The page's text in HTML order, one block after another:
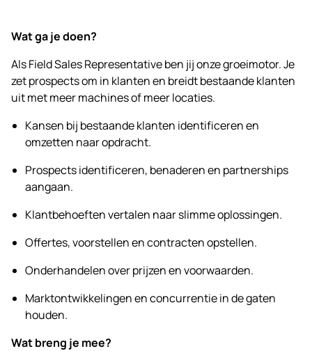
Wat ga je doen?
Als Field Sales Representative ben jij onze groeimotor. Je
zet prospects om in klanten en breidt bestaande klanten
uit met meer machines of meer locaties.
Kansen bij bestaande klanten identificeren en
omzetten naar opdracht.
Prospects identificeren, benaderen en partnerships
aangaan.
Klantbehoeften vertalen naar slimme oplossingen.
Offertes, voorstellen en contracten opstellen.
Onderhandelen over prijzen en voorwaarden.
Marktontwikkelingen en concurrentie in de gaten
houden.
Wat breng je mee?